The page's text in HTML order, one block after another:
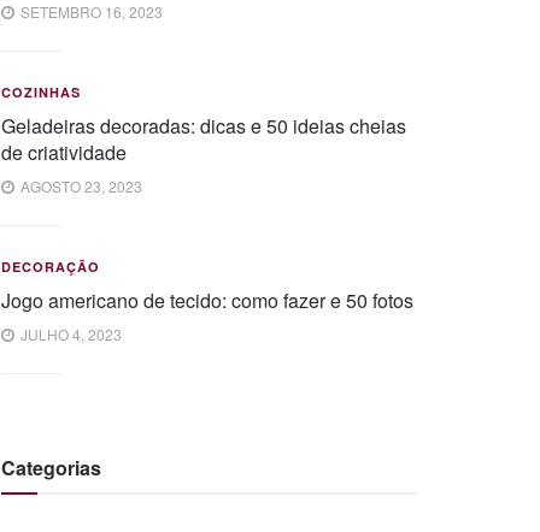
SETEMBRO 16, 2023
COZINHAS
Geladeiras decoradas: dicas e 50 ideias cheias
de criatividade
AGOSTO 23, 2023
DECORAÇÃO
Jogo americano de tecido: como fazer e 50 fotos
JULHO 4, 2023
Categorias